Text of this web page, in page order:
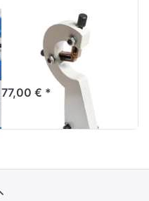
mitlaufende
Lünette für
VARIOLINE 880
77,00 € *